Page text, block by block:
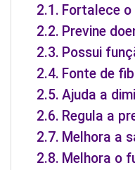
Fortalece
Previne
Possui
Fonte de
Ajuda a
Regula a
Melhora a
Melhora o